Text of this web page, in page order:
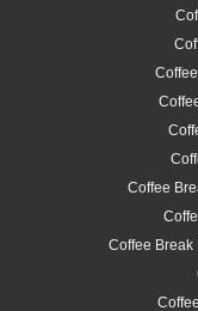
Coffee
Coffee Break